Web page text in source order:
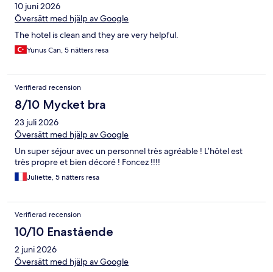
10 juni 2026
Översätt med hjälp av Google
The hotel is clean and they are very helpful.
Yunus Can, 5 nätters resa
Verifierad recension
8/10 Mycket bra
23 juli 2026
Översätt med hjälp av Google
Un super séjour avec un personnel très agréable ! L’hôtel est
très propre et bien décoré ! Foncez !!!!
Juliette, 5 nätters resa
Verifierad recension
10/10 Enastående
2 juni 2026
Översätt med hjälp av Google